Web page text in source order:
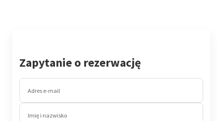
Zapytanie o rezerwację
Adres e-mail
Imię i nazwisko